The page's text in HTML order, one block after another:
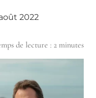
2022
de lecture : 2 minutes